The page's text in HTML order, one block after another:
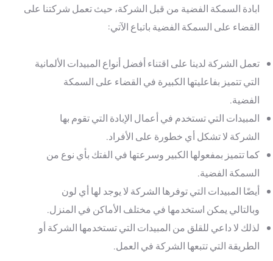
ابادة السمكة الفضية من قبل الشركة، حيث تعمل شركتنا على
القضاء على السمكة الفضية باتباع الآتي:
تعمل الشركة لدينا على اقتناء أفضل أنواع المبيدات الألمانية
التي تتميز بفاعليتها الكبيرة في القضاء على السمكة
الفضية.
المبيدات التي تستخدم في أعمال الإبادة التي تقوم بها
الشركة لا تشكل أي خطورة على الأفراد.
كما تتميز بمفعولها الكبير وسرعتها في الفتك بأي نوع من
السمكة الفضية.
أيضًا المبيدات التي توفرها الشركة لا يوجد لها أي لون
وبالتالي يمكن استخدمها في مختلف الأماكن في المنزل.
لذلك لا داعي للقلق من المبيدات التي تستخدمها الشركة أو
الطريقة التي تتبعها الشركة في العمل.